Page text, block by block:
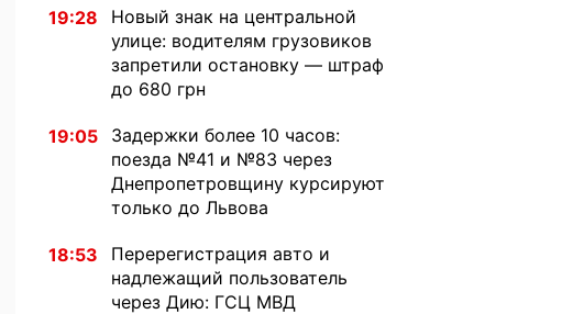
19:28
Новый знак на центральной
улице: водителям грузовиков
запретили остановку — штраф
до 680 грн
19:05
Задержки более 10 часов:
поезда №41 и №83 через
Днепропетровщину курсируют
только до Львова
18:53
Перерегистрация авто и
надлежащий пользователь
через Дию: ГСЦ МВД